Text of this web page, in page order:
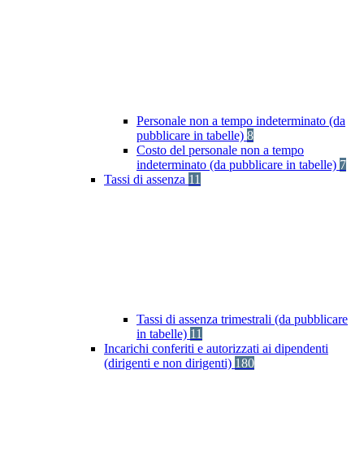
Personale non a tempo indeterminato (da
pubblicare in tabelle) 8
Costo del personale non a tempo
indeterminato (da pubblicare in tabelle) 7
Tassi di assenza 11
Tassi di assenza trimestrali (da pubblicare
in tabelle) 11
Incarichi conferiti e autorizzati ai dipendenti
(dirigenti e non dirigenti) 180